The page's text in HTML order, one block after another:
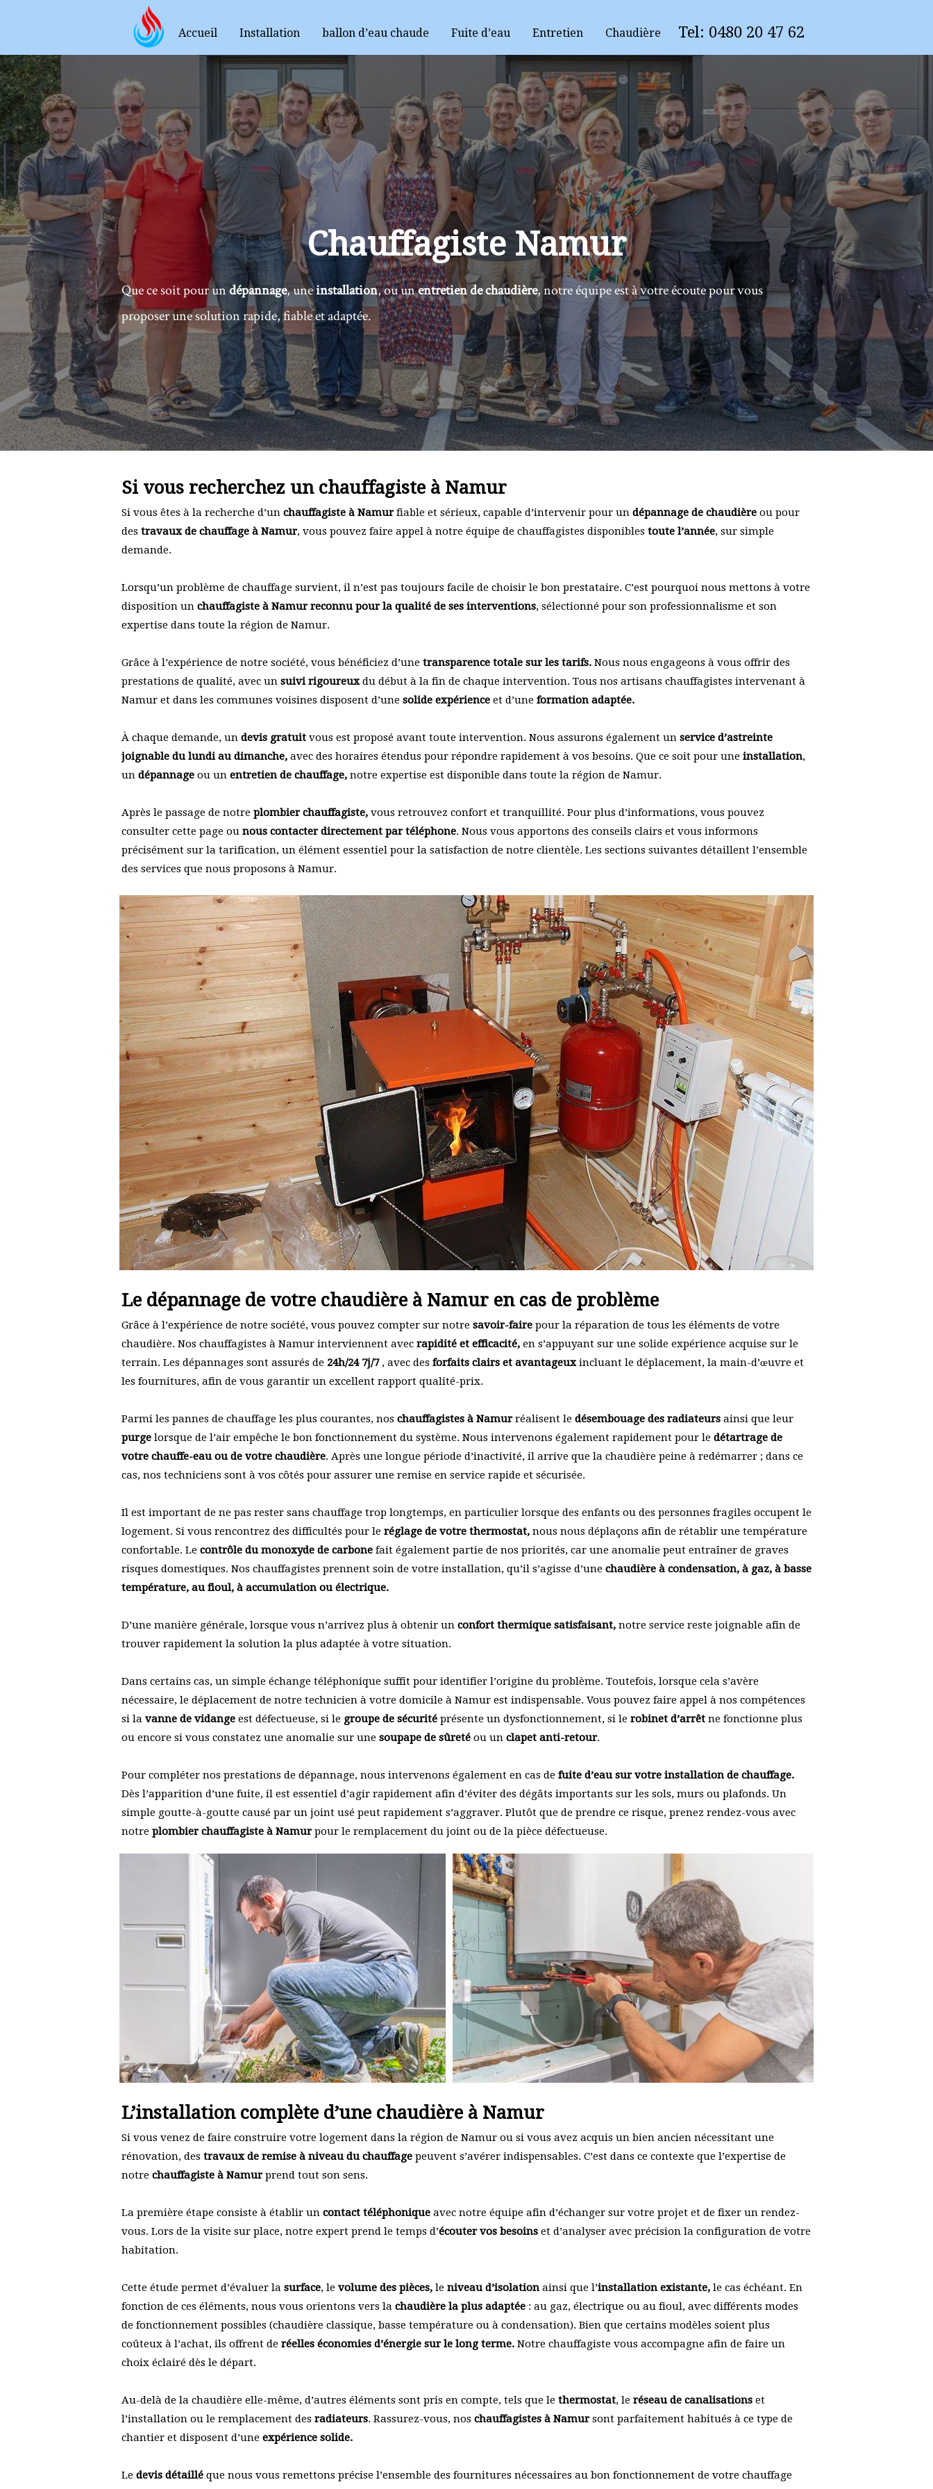
Tel: 0480 20 47 62
Accueil Installation ballon d’eau chaude Fuite d’eau Entretien Chaudière
Chauffagiste Namur
Que ce soit pour undépannage, uneinstallation, ou unentretien de chaudière, notre équipe est à votre écoute pour vous
proposer une solution rapide, fiable et adaptée.
Si vous recherchez un chauffagiste à Namur
Si vous êtes à la recherche d’un chauffagiste à Namurfiable et sérieux, capable d’intervenir pour un dépannage de chaudière ou pour
des travaux de chauffage à Namur, vous pouvez faire appel à notre équipe de chauffagistes disponibles toute l’année, sur simple
demande.
Lorsqu’un problème de chauffage survient, il n’est pas toujours facile de choisir le bon prestataire. C’est pourquoi nous mettons à votre
disposition un chauffagiste à Namur reconnu pour la qualité de ses interventions, sélectionné pour son professionnalisme et son
expertise dans toute la région de Namur.
Grâce à l’expérience de notre société, vous bénéficiez d’une transparence totale sur les tarifs. Nous nous engageons à vous offrir des
prestations de qualité, avec un suivi rigoureuxdu début à la fin de chaque intervention. Tous nos artisans chauffagistes intervenant à
Namur et dans les communes voisines disposent d’une solide expérience et d’une formation adaptée.
À chaque demande, un devis gratuit vous est proposé avant toute intervention. Nous assurons également un service d’astreinte
joignable du lundi au dimanche, avec des horaires étendus pour répondre rapidement à vos besoins. Que ce soit pour une installation,
un dépannage ou un entretien de chauffage, notre expertise est disponible dans toute la région de Namur.
Après le passage de notre plombier chauffagiste, vous retrouvez confort et tranquillité. Pour plus d’informations, vous pouvez
consulter cette page ou nous contacter directement par téléphone. Nous vous apportons des conseils clairs et vous informons
précisément sur la tarification, un élément essentiel pour la satisfaction de notre clientèle. Les sections suivantes détaillent l’ensemble
des services que nous proposons à Namur.
Le dépannage de votre chaudière à Namur en cas de problème
Grâce à l’expérience de notre société, vous pouvez compter sur notre savoir-faire pour la réparation de tous les éléments de votre
chaudière. Nos chauffagistes à Namur interviennent avec rapidité et efficacité, en s’appuyant sur une solide expérience acquise sur le
terrain. Les dépannages sont assurés de 24h/24 7j/7, avec des forfaits clairs et avantageuxincluant le déplacement, la main-d’œuvre et
les fournitures, afin de vous garantir un excellent rapport qualité-prix.
Parmi les pannes de chauffage les plus courantes, nos chauffagistes à Namurréalisent le désembouage des radiateurs ainsi que leur
purge lorsque de l’air empêche le bon fonctionnement du système. Nous intervenons également rapidement pour le détartrage de
votre chauffe-eau ou de votre chaudière. Après une longue période d’inactivité, il arrive que la chaudière peine à redémarrer ; dans ce
cas, nos techniciens sont à vos côtés pour assurer une remise en service rapide et sécurisée.
Il est important de ne pas rester sans chauffage trop longtemps, en particulier lorsque des enfants ou des personnes fragiles occupent le
logement. Si vous rencontrez des difficultés pour le réglage de votre thermostat, nous nous déplaçons afin de rétablir une température
confortable. Le contrôle du monoxyde de carbone fait également partie de nos priorités, car une anomalie peut entraîner de graves
risques domestiques. Nos chauffagistes prennent soin de votre installation, qu’il s’agisse d’une chaudière à condensation, à gaz, à basse
température, au fioul, à accumulation ou électrique.
D’une manière générale, lorsque vous n’arrivez plus à obtenir un confort thermique satisfaisant, notre service reste joignable afin de
trouver rapidement la solution la plus adaptée à votre situation.
Dans certains cas, un simple échange téléphonique suffit pour identifier l’origine du problème. Toutefois, lorsque cela s’avère
nécessaire, le déplacement de notre technicien à votre domicile à Namur est indispensable. Vous pouvez faire appel à nos compétences
si la vanne de vidange est défectueuse, si le groupe de sécurité présente un dysfonctionnement, si le robinet d’arrêt ne fonctionne plus
ou encore si vous constatez une anomalie sur une soupape de sûreté ou un clapet anti-retour.
Pour compléter nos prestations de dépannage, nous intervenons également en cas de fuite d’eau sur votre installation de chauffage.
Dès l’apparition d’une fuite, il est essentiel d’agir rapidement afin d’éviter des dégâts importants sur les sols, murs ou plafonds. Un
simple goutte-à-goutte causé par un joint usé peut rapidement s’aggraver. Plutôt que de prendre ce risque, prenez rendez-vous avec
notre plombier chauffagiste à Namurpour le remplacement du joint ou de la pièce défectueuse.
L’installation complète d’une chaudière à Namur
Si vous venez de faire construire votre logement dans la région de Namur ou si vous avez acquis un bien ancien nécessitant une
rénovation, des travaux de remise à niveau du chauffage peuvent s’avérer indispensables. C’est dans ce contexte que l’expertise de
notre chauffagiste à Namurprend tout son sens.
La première étape consiste à établir un contact téléphonique avec notre équipe afin d’échanger sur votre projet et de fixer un rendez-
vous. Lors de la visite sur place, notre expert prend le temps d’écouter vos besoins et d’analyser avec précision la configuration de votre
habitation.
Cette étude permet d’évaluer la surface, le volume des pièces, le niveau d’isolation ainsi que l’installation existante, le cas échéant. En
fonction de ces éléments, nous vous orientons vers la chaudière la plus adaptée : au gaz, électrique ou au fioul, avec différents modes
de fonctionnement possibles (chaudière classique, basse température ou à condensation). Bien que certains modèles soient plus
coûteux à l’achat, ils offrent de réelles économies d’énergie sur le long terme. Notre chauffagiste vous accompagne afin de faire un
choix éclairé dès le départ.
Au-delà de la chaudière elle-même, d’autres éléments sont pris en compte, tels que le thermostat, le réseau de canalisations et
l’installation ou le remplacement des radiateurs. Rassurez-vous, nos chauffagistes à Namursont parfaitement habitués à ce type de
chantier et disposent d’une expérience solide.
Le devis détaillé que nous vous remettons précise l’ensemble des fournitures nécessaires au bon fonctionnement de votre chauffage